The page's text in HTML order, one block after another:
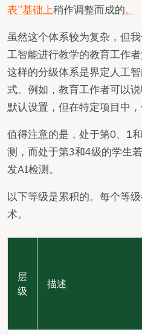
表”基础上稍作调整而成的。
虽然这个体系较为复杂，但
工智能进行教学的教育工作
这样的分级体系是界定人工
式。例如，教育工作者可以
默认设置，但在特定项目中，
值得注意的是，处于第0、1
测，而处于第3和4级的学生
发AI检测。
以下等级是累积的。每个等
术。
层
级
描述